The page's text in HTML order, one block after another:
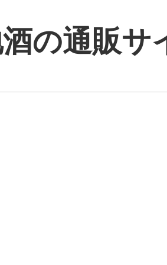
の通販サ